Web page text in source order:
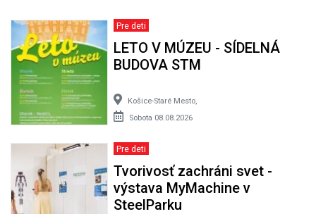
Pre deti
LETO V MÚZEU - SÍDELNÁ
BUDOVA STM
Košice-Staré Mesto,
Sobota 08.08.2026
Pre deti
Tvorivosť zachráni svet -
výstava MyMachine v
SteelParku